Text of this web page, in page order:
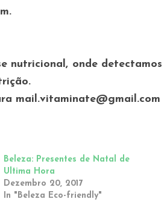
nutricional, onde
mail.vitaminate@gmail.com
Beleza: Presentes de Natal de
Ultima Hora
Dezembro 20, 2017
In "Beleza Eco-friendly"